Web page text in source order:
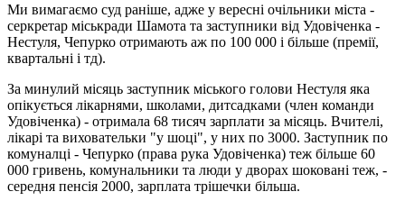
Ми вимагаємо суд раніше, адже у вересні очільники міста -
серкретар міськради Шамота та заступники від Удовіченка -
Нестуля, Чепурко отримають аж по 100 000 і більше (премії,
квартальні і тд).
За минулий місяць заступник міського голови Нестуля яка
опікується лікарнями, школами, дитсадками (член команди
Удовіченка) - отримала 68 тисяч зарплати за місяць. Вчителі,
лікарі та виховательки "у шоці", у них по 3000. Заступник по
комуналці - Чепурко (права рука Удовіченка) теж більше 60
000 гривень, комунальники та люди у дворах шоковані теж, -
середня пенсія 2000, зарплата трішечки більша.